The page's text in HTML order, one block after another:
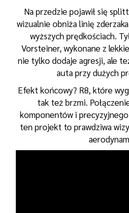
Na przedzie pojawił się
wizualnie obniża linię
wyższych prędkościach.
Vorsteiner, wykonane z
nie tylko dodaje agresji, ale
auta przy dużych
Efekt końcowy? R8, które
tak też brzmi.
komponentów i
ten projekt to prawdziwa